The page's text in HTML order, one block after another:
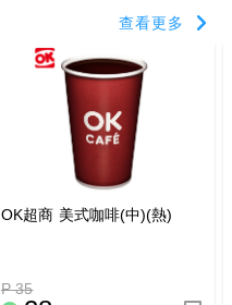
查看更多
OK超商 美式咖啡(中)(熱)
P 35